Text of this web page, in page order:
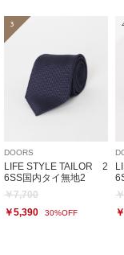
3
DOORS
LIFE STYLE TAILOR 2
6SS国内タイ無地2
￥7,700
￥5,390
30%OFF